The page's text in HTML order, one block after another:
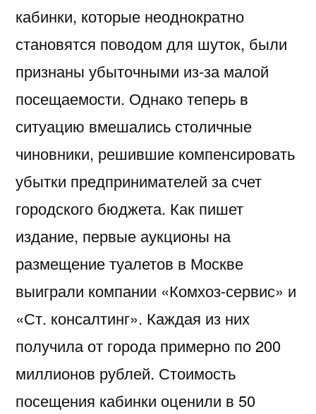
кабинки, которые неоднократно
становятся поводом для шуток, были
признаны убыточными из-за малой
посещаемости. Однако теперь в
ситуацию вмешались столичные
чиновники, решившие компенсировать
убытки предпринимателей за счет
городского бюджета. Как пишет
издание, первые аукционы на
размещение туалетов в Москве
выиграли компании «Комхоз-сервис» и
«Ст. консалтинг». Каждая из них
получила от города примерно по 200
миллионов рублей. Стоимость
посещения кабинки оценили в 50